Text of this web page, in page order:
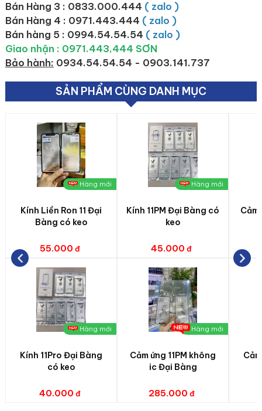
Bán Hàng 3 : 0833.000.444 ( zalo )
Bán Hàng 4 : 0971.443.444 ( zalo )
Bán hàng 5 : 0994.54.54.54 ( zalo )
Giao nhận : 0971.443,444 SƠN
Bảo hành: 0934.54.54.54 - 0903.141.737
SẢN PHẨM CÙNG DANH MỤC
Hàng mới
Kính Liền Ron 11 Đại
Bàng có keo
55.000
Hàng mới
Kính 11Pro Đại Bàng
có keo
40.000
Hàng mới
Kính 11PM Đại Bàng có
keo
45.000
Hàng mới
Cảm ứng 11PM không
ic Đại Bàng
285.000
Cảm